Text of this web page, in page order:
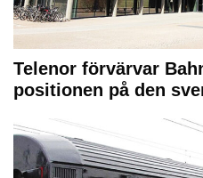
Telenor förvärvar
positionen på den